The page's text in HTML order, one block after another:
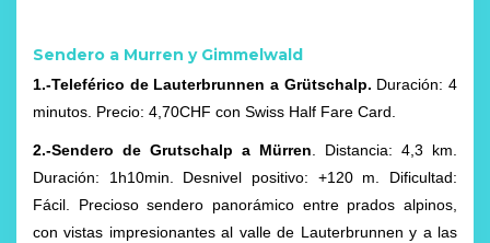
Sendero a Murren y Gimmelwald
1.-Teleférico de Lauterbrunnen a Grütschalp. Duración: 4
minutos. Precio: 4,70CHF con Swiss Half Fare Card.
2.-Sendero de Grutschalp a Mürren . Distancia: 4,3 km.
Duración: 1h10min. Desnivel positivo: +120 m. Dificultad:
Fácil. Precioso sendero panorámico entre prados alpinos,
con vistas impresionantes al valle de Lauterbrunnen y a las